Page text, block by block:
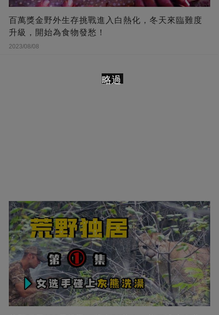
百萬獎金野外生存挑戰進入白熱化，冬天來臨難度
升級，開始為食物發愁！
2023/08/08
略過